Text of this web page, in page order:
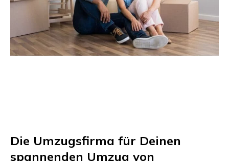
Die Umzugsfirma für Deinen
spannenden Umzug von